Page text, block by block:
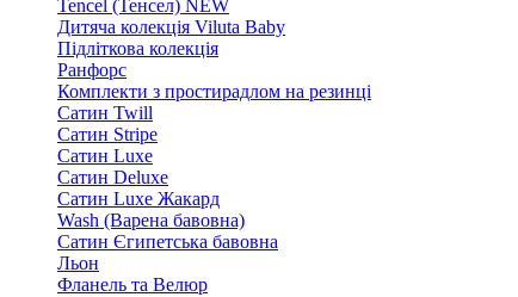
Tencel (Тенсел) NEW
Дитяча колекція Viluta Baby
Підліткова колекція
Ранфорс
Комплекти з простирадлом на резинці
Сатин Twill
Сатин Stripe
Сатин Luxe
Сатин Deluxe
Сатин Luxe Жакард
Wash (Варена бавовна)
Сатин Єгипетська бавовна
Льон
Фланель та Велюр